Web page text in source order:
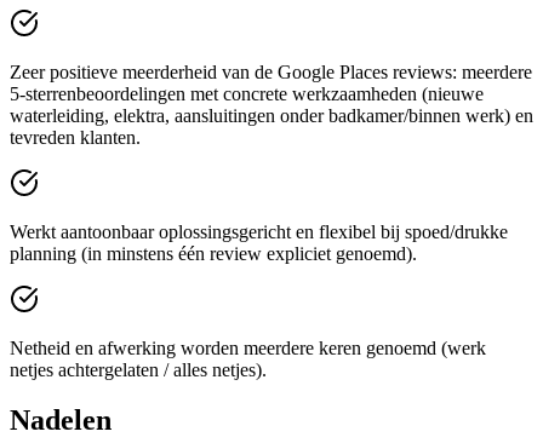
Zeer positieve meerderheid van de Google Places reviews: meerdere
5-sterrenbeoordelingen met concrete werkzaamheden (nieuwe
waterleiding, elektra, aansluitingen onder badkamer/binnen werk) en
tevreden klanten.
Werkt aantoonbaar oplossingsgericht en flexibel bij spoed/drukke
planning (in minstens één review expliciet genoemd).
Netheid en afwerking worden meerdere keren genoemd (werk
netjes achtergelaten / alles netjes).
Nadelen